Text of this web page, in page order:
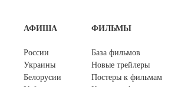
АФИША
России
Украины
Белорусии
ФИЛЬМЫ
База фильмов
Новые трейлеры
Постеры к фильмам